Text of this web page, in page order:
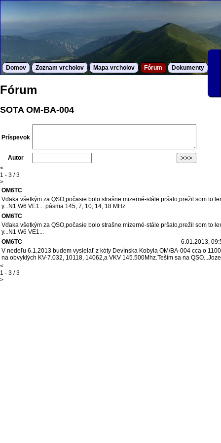
Domov Zoznam vrcholov Mapa vrcholov Fórum Dokumenty
Fórum
SOTA OM-BA-004
Príspevok
Autor
<
1 - 3 / 3
>
OM6TC
Vďaka všetkým za QSO,počasie bolo strašne mizerné-stále pršalo,prežil som to
y...N1 W6 VE1... pásma 145, 7, 10, 14, 18 MHz
OM6TC
Vďaka všetkým za QSO,počasie bolo strašne mizerné-stále pršalo,prežil som to
y...N1 W6 VE1...
OM6TC
6.01.2013,
V nedeľu 6.1.2013 budem vysielať z kóty Devínska Kobyla OM/BA-004 cca o
na obvyklých KV-7.032, 10118, 14062,a VKV 145.500Mhz.Teším sa na
<
1 - 3 / 3
>